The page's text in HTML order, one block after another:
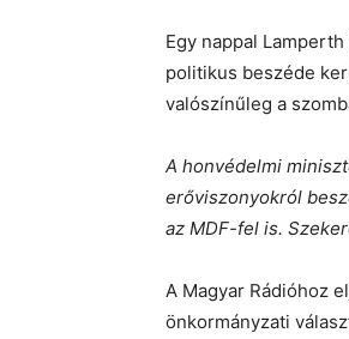
Egy nappal
politikus beszéde
valószínűleg a
A honvédelmi
erőviszonyokról
az MDF-fel is.
A Magyar Rádióhoz
önkormányzati